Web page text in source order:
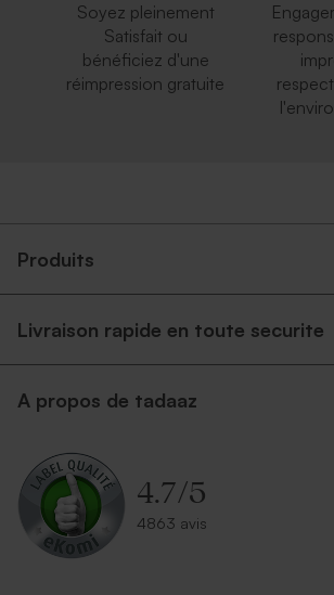
Soyez pleinement
Satisfait ou
bénéficiez d'une
réimpression gratuite
Produits
Livraison rapide en toute securite
A propos de tadaaz
4.7/5
4863 avis